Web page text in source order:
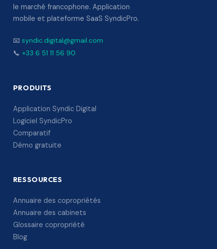
le marché francophone. Application
mobile et plateforme SaaS SyndicPro.
📧 syndic.digital@gmail.com
📞 +33 6 51 11 56 90
PRODUITS
Application Syndic Digital
Logiciel SyndicPro
Comparatif
Démo gratuite
RESSOURCES
Annuaire des copropriétés
Annuaire des cabinets
Glossaire copropriété
Blog